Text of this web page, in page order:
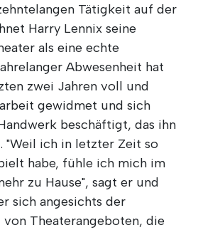
Tätigkeit auf der
Harry Lennix seine
als eine echte
Abwesenheit hat
zwei Jahren voll und
gewidmet und sich
beschäftigt, das ihn
"Weil ich in letzter Zeit so
habe, fühle ich mich im
zu Hause", sagt er und
sich angesichts der
von Theaterangeboten, die